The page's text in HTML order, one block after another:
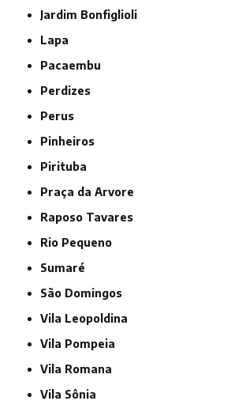
Jardim Bonfiglioli
Lapa
Pacaembu
Perdizes
Perus
Pinheiros
Pirituba
Praça da Arvore
Raposo Tavares
Rio Pequeno
Sumaré
São Domingos
Vila Leopoldina
Vila Pompeia
Vila Romana
Vila Sônia